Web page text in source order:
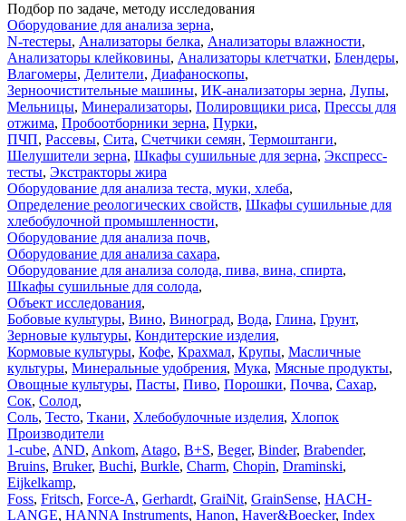
Подбор по задаче, методу исследования
Оборудование для анализа зерна,
N-тестеры, Анализаторы белка, Анализаторы влажности,
Анализаторы клейковины, Анализаторы клетчатки, Блендеры,
Влагомеры, Делители, Диафаноскопы,
Зерноочистительные машины, ИК-анализаторы зерна, Лупы,
Мельницы, Минерализаторы, Полировщики риса, Прессы для
отжима, Пробоотборники зерна, Пурки,
ПЧП, Рассевы, Сита, Счетчики семян, Термоштанги,
Шелушители зерна, Шкафы сушильные для зерна, Экспресс-
тесты, Экстракторы жира
Оборудование для анализа теста, муки, хлеба,
Определение реологических свойств, Шкафы сушильные для
хлебобулочной промышленности,
Оборудование для анализа почв,
Оборудование для анализа сахара,
Оборудование для анализа солода, пива, вина, спирта,
Шкафы сушильные для солода,
Объект исследования,
Бобовые культуры, Вино, Виноград, Вода, Глина, Грунт,
Зерновые культуры, Кондитерские изделия,
Кормовые культуры, Кофе, Крахмал, Крупы, Масличные
культуры, Минеральные удобрения, Мука, Мясные продукты,
Овощные культуры, Пасты, Пиво, Порошки, Почва, Сахар,
Сок, Солод,
Соль, Тесто, Ткани, Хлебобулочные изделия, Хлопок
Производители
1-cube, AND, Ankom, Atago, B+S, Beger, Binder, Brabender,
Bruins, Bruker, Buchi, Burkle, Charm, Chopin, Draminski,
Eijkelkamp,
Foss, Fritsch, Force-A, Gerhardt, GraiNit, GrainSense, HACH-
LANGE, HANNA Instruments, Hanon, Haver&Boecker, Index